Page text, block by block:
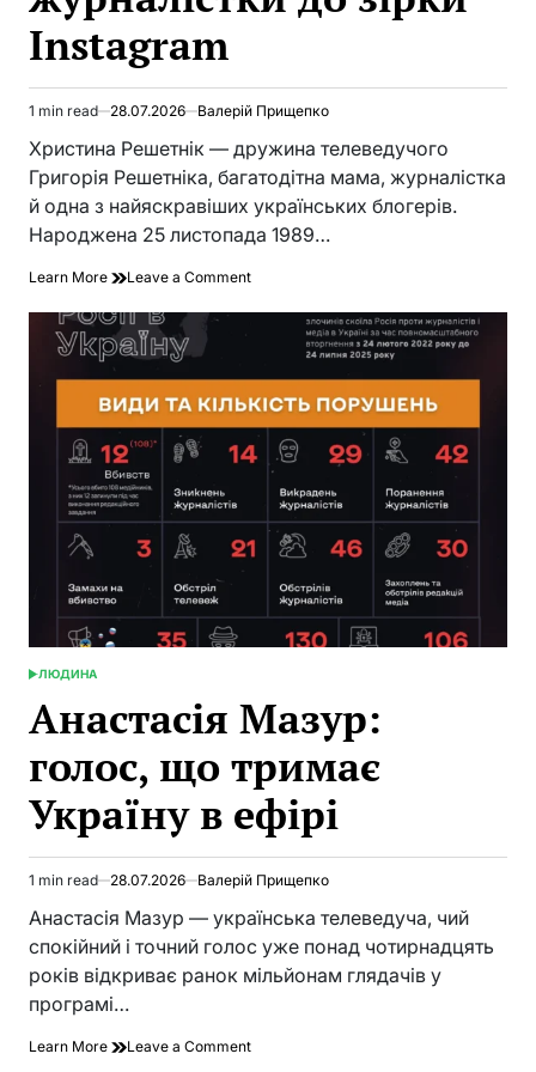
Instagram
Estimated
read
time
1 min read 28.07.2026 Валерій Прищепко
Христина Решетнік — дружина телеведучого
Григорія Решетніка, багатодітна мама, журналістка
й одна з найяскравіших українських блогерів.
Народжена 25 листопада 1989…
Learn More Leave a Commenton
Решетнік:
франківської
журналістки
до
зірки
Instagram
POSTED
ЛЮДИНА
Анастасія Мазур:
голос, що тримає
Україну в ефірі
Estimated
read
time
1 min read 28.07.2026 Валерій Прищепко
Анастасія Мазур — українська телеведуча, чий
спокійний і точний голос уже понад чотирнадцять
років відкриває ранок мільйонам глядачів у
програмі…
Learn More Leave a Commenton